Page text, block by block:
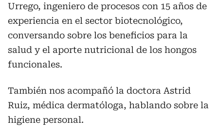
Urrego, ingeniero de procesos con 15 años de
experiencia en el sector biotecnológico,
conversando sobre los beneficios para la
salud y el aporte nutricional de los hongos
funcionales.
También nos acompañó la doctora Astrid
Ruiz, médica dermatóloga, hablando sobre la
higiene personal.